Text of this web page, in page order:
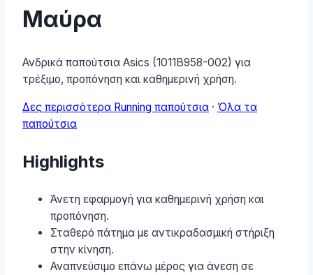
Μαύρα
Ανδρικά παπούτσια Asics (1011B958-002) για
τρέξιμο, προπόνηση και καθημερινή χρήση.
Δες περισσότερα Running παπούτσια · Όλα τα
παπούτσια
Highlights
Άνετη εφαρμογή για καθημερινή χρήση και
προπόνηση.
Σταθερό πάτημα με αντικραδασμική στήριξη
στην κίνηση.
Αναπνεύσιμο επάνω μέρος για άνεση σε